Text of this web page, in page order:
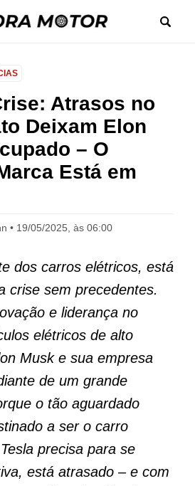
Atrasos no
Deixam Elon
– O
Está em
19/05/2025, às 06:00
dos carros elétricos, está
crise sem precedentes.
e liderança no
elétricos de alto
Musk e sua empresa
de um grande
o tão aguardado
a ser o carro
precisa para se
está atrasado – e com